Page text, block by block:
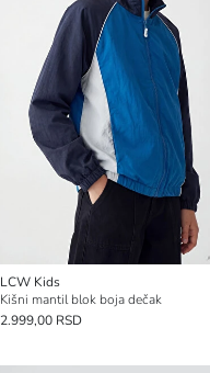
LCW Kids
Kišni mantil blok boja dečak
2.999,00 RSD